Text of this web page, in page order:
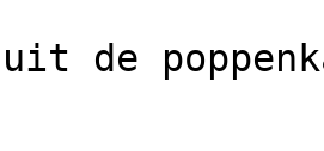
de